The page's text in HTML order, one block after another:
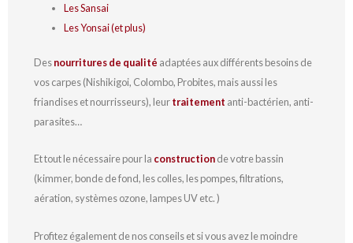
Les Sansai
Les Yonsai (et plus)
Desnourritures de qualité adaptées aux différents besoins de
vos carpes (Nishikigoi, Colombo, Probites, mais aussi les
friandises et nourrisseurs), leurtraitement anti-bactérien, anti-
parasites…
Et tout le nécessaire pour la constructionde votre bassin
(kimmer, bonde de fond, les colles, les pompes, filtrations,
aération, systèmes ozone, lampes UV etc. )
Profitez également de nos conseils et si vous avez le moindre